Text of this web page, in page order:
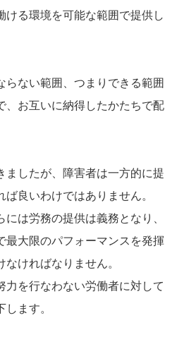
ける環境を可能な範囲で提供し
らない範囲、つまりできる範囲
、お互いに納得したかたちで配
ましたが、障害者は一方的に提
良いわけではありません。
は労務の提供は義務となり、
最大限のパフォーマンスを発揮
ければなりません。
力を行なわない労働者に対して
ます。